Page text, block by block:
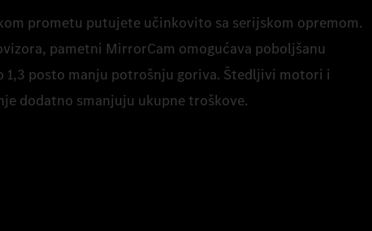
prometu putujete učinkovito sa serijskom opremom.
pametni MirrorCam omogućava poboljšanu
1,3 posto manju potrošnju goriva. Štedljivi motori i
dodatno smanjuju ukupne troškove.